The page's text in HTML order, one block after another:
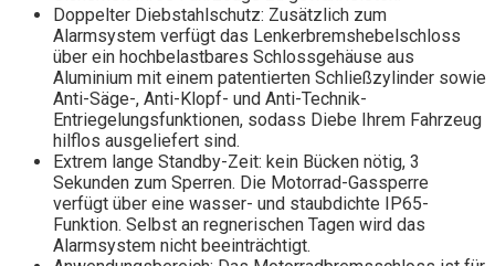
Doppelter Diebstahlschutz: Zusätzlich zum
Alarmsystem verfügt das Lenkerbremshebelschloss
über ein hochbelastbares Schlossgehäuse aus
Aluminium mit einem patentierten Schließzylinder sowie
Anti-Säge-, Anti-Klopf- und Anti-Technik-
Entriegelungsfunktionen, sodass Diebe Ihrem Fahrzeug
hilflos ausgeliefert sind.
Extrem lange Standby-Zeit: kein Bücken nötig, 3
Sekunden zum Sperren. Die Motorrad-Gassperre
verfügt über eine wasser- und staubdichte IP65-
Funktion. Selbst an regnerischen Tagen wird das
Alarmsystem nicht beeinträchtigt.